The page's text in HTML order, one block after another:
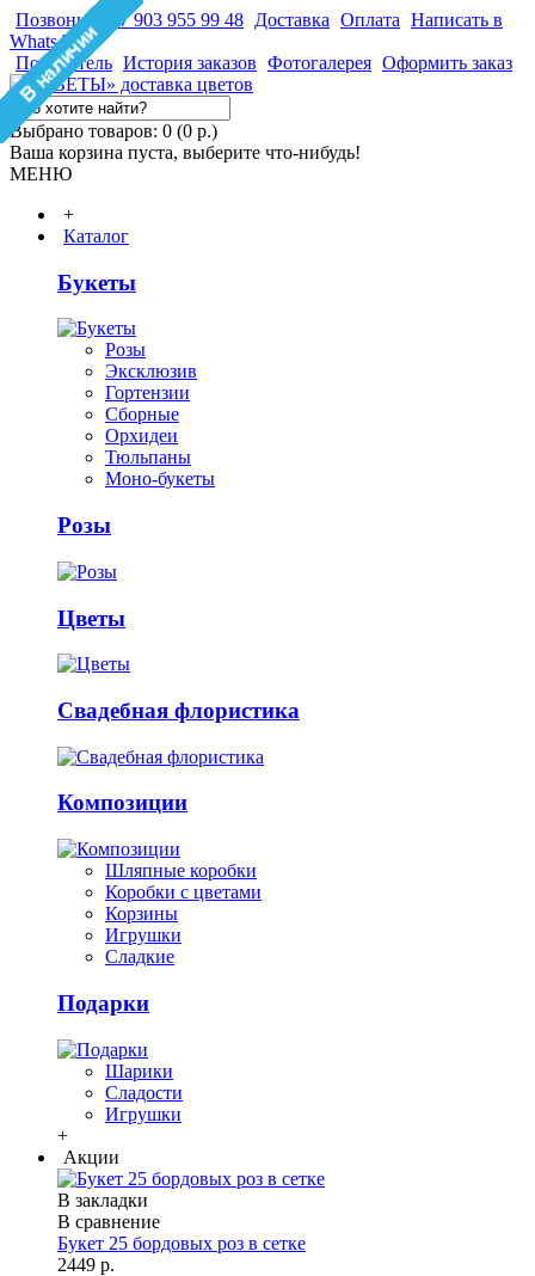
Позвонить +7 903 955 99 48 Доставка Оплата Написать в
WhatsApp
Покупатель История заказов Фотогалерея Оформить заказ
Выбрано товаров: 0 (0 р.)
Ваша корзина пуста, выберите что-нибудь!
МЕНЮ
+
Каталог
Букеты
Розы
Эксклюзив
Гортензии
Сборные
Орхидеи
Тюльпаны
Моно-букеты
Розы
Цветы
Свадебная флористика
Композиции
Шляпные коробки
Коробки с цветами
Корзины
Игрушки
Сладкие
Подарки
Шарики
Сладости
Игрушки
+
Акции
В закладки
В сравнение
Букет 25 бордовых роз в сетке
2449 р.